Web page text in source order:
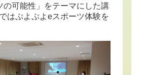
の可能性」をテーマにした講
はぷよぷよeスポーツ体験を